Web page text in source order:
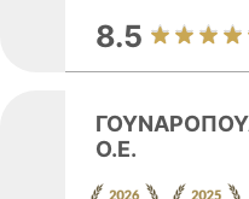
8.5
Ο.Ε.